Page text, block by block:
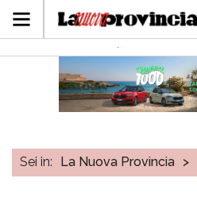
Sei in: La Nuova Provincia >